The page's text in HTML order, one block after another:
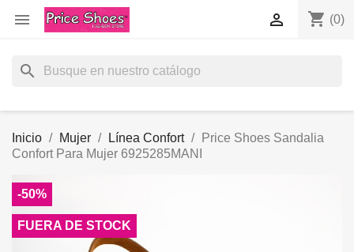
 shopping_cart (0)

search
Inicio Mujer Línea Confort
Price Shoes Sandalia
Confort Para Mujer 6925285MANI
-50%
FUERA DE STOCK